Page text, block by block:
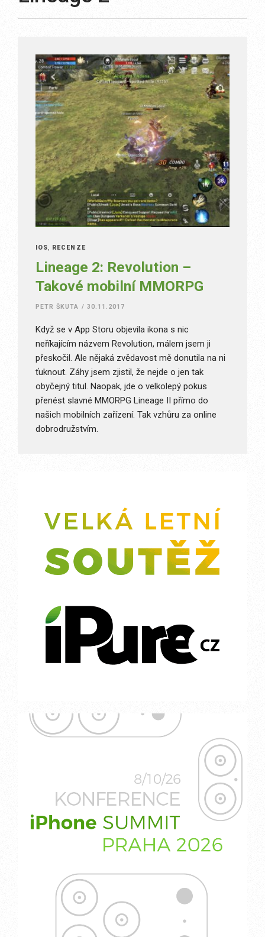
IOS RECENZE
Lineage 2: Revolution –
Takové mobilní MMORPG
PETR ŠKUTA / 30.11.2017
Když se v App Storu objevila ikona s nic
neříkajícím názvem Revolution, málem jsem ji
přeskočil. Ale nějaká zvědavost mě donutila na ni
ťuknout. Záhy jsem zjistil, že nejde o jen tak
obyčejný titul. Naopak, jde o velkolepý pokus
přenést slavné MMORPG Lineage II přímo do
našich mobilních zařízení. Tak vzhůru za online
dobrodružstvím.